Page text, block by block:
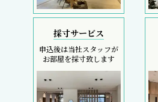
採寸サービス
申込後は当社スタッフが
お部屋を採寸致します